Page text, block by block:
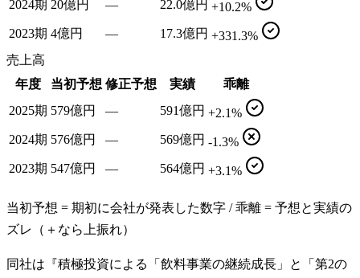
2024期 20億円 — 22.0億円 +10.2%
2023期 4億円 — 17.3億円 +331.3%
売上高
年度
当初予想 修正予想 実績
乖離
2025期 579億円 — 591億円 +2.1%
2024期 576億円 — 569億円 -1.3%
2023期 547億円 — 564億円 +3.1%
当初予想 = 期初に会社が発表した数字 / 乖離 = 予想と実績の
ズレ（＋なら上振れ）
同社は『積極投資による「飲料事業の継続成長」と「第2の